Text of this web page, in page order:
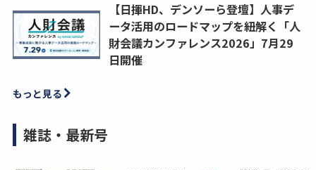
【日揮HD、デンソーら登壇】人事デ
ータ活用のロードマップを紐解く「人
財会議カンファレンス2026」7月29
日開催
もっと見る
雑誌・最新号